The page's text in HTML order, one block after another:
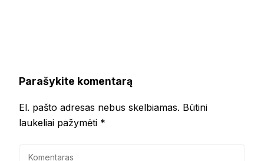
Parašykite komentarą
El. pašto adresas nebus skelbiamas. Būtini
laukeliai pažymėti *